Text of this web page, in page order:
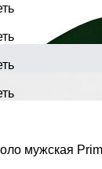
мужская